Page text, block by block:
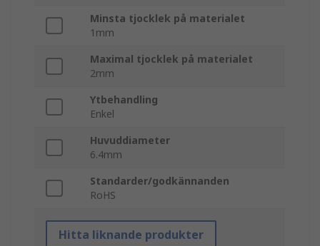
Minsta tjocklek på materialet
1mm
Maximal tjocklek på materialet
2mm
Ytbehandling
Enkel
Huvuddiameter
6.4mm
Standarder/godkännanden
RoHS
Hitta liknande produkter